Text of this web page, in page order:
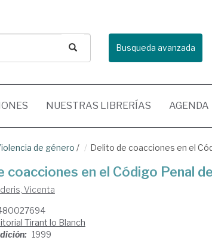
Busqueda avanzada
NUESTRAS LIBRERÍAS AGENDA
de género / Delito de coacciones en el
coacciones en el Código Penal
Vicenta
Tirant lo Blanch
1999